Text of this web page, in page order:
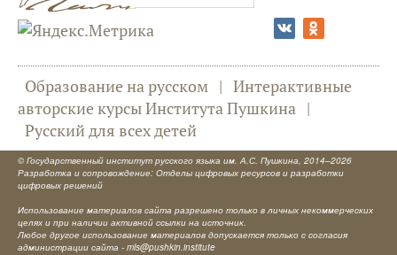
Образование на русском | Интерактивные
авторские курсы Института Пушкина |
Русский для всех детей
© Государственный институт русского языка им. А.С. Пушкина, 2014–2026
Разработка и сопровождение: Отделы цифровых ресурсов и разработки
цифровых решений
Использование материалов сайта разрешено только в личных некоммерческих
целях и при наличии активной ссылки на источник.
Любое другое использование материалов допускается только с согласия
администрации сайта - mls@pushkin.institute